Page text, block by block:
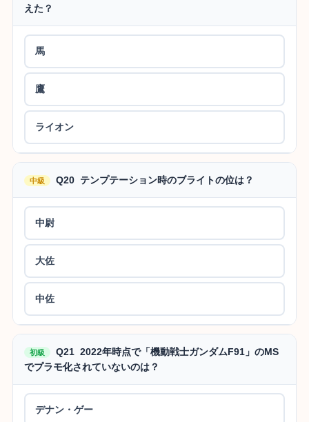
えた？
馬
鷹
ライオン
中級 Q20 テンプテーション時のブライトの位は？
中尉
大佐
中佐
初級
Q21 2022年時点で「機動戦士ガンダムF91」のMS
でプラモ化されていないのは？
デナン・ゲー